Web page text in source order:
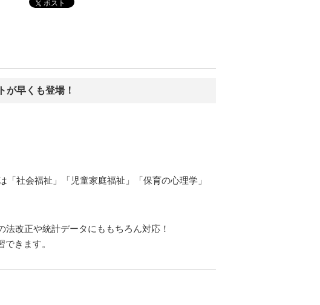
ポスト
が早くも登場！
社会福祉」「児童家庭福祉」「保育の心理学」
改正や統計データにももちろん対応！
きます。